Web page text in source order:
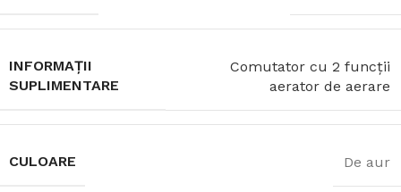
INFORMAȚII
SUPLIMENTARE
Comutator cu 2 funcții
aerator de aerare
CULOARE De aur